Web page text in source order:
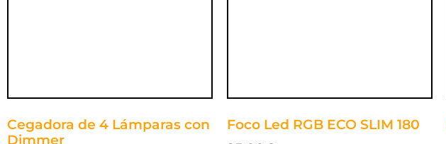
Cegadora de 4 Lámparas con
Dimmer
Foco Led RGB ECO SLIM 180